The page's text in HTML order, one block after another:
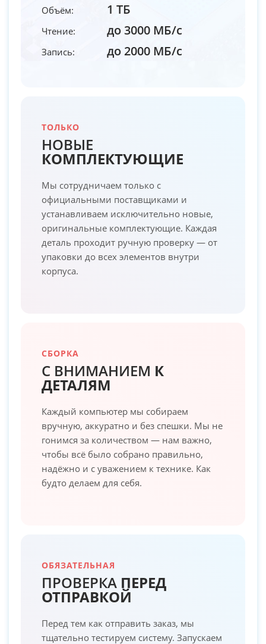
Объём: 1 ТБ
Чтение: до 3000 МБ/с
Запись: до 2000 МБ/с
ТОЛЬКО
НОВЫЕ
КОМПЛЕКТУЮЩИЕ
Мы сотрудничаем только с
официальными поставщиками и
устанавливаем исключительно новые,
оригинальные комплектующие. Каждая
деталь проходит ручную проверку — от
упаковки до всех элементов внутри
корпуса.
СБОРКА
С ВНИМАНИЕМ К
ДЕТАЛЯМ
Каждый компьютер мы собираем
вручную, аккуратно и без спешки. Мы не
гонимся за количеством — нам важно,
чтобы всё было собрано правильно,
надёжно и с уважением к технике. Как
будто делаем для себя.
ОБЯЗАТЕЛЬНАЯ
ПРОВЕРКА ПЕРЕД
ОТПРАВКОЙ
Перед тем как отправить заказ, мы
тщательно тестируем систему. Запускаем